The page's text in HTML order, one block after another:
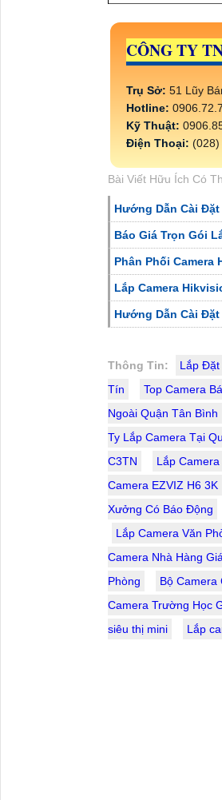
CÔNG TY
Trụ Sở: 51 Lũy
Hotline:
Kỹ Thuật:
Điện Thoại: (028)
Bài Viết Hữu Ích Có
Hướng Dẫn Cài
Báo Giá Trọn Gói
Phân Phối Camera
Lắp Camera
Hướng Dẫn Cài
Thông Tin: Lắp Đặt
Tín
Top Camera
Ngoài Quận Tân Bình
Ty Lắp Camera Tại
C3TN
Lắp
Camera EZVIZ H6 3K
Xưởng Có Báo Động
Lắp Camera Văn
Camera Nhà Hàng
Phòng
Bộ Camera
Camera Trường Học
siêu thị mini
Lắp